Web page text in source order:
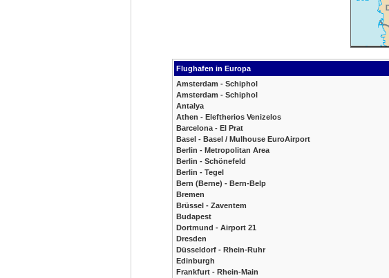
Flughafen in Europa
Amsterdam - Schiphol
Amsterdam - Schiphol
Antalya
Athen - Eleftherios Venizelos
Barcelona - El Prat
Basel - Basel / Mulhouse EuroAirport
Berlin - Metropolitan Area
Berlin - Schönefeld
Berlin - Tegel
Bern (Berne) - Bern-Belp
Bremen
Brüssel - Zaventem
Budapest
Dortmund - Airport 21
Dresden
Düsseldorf - Rhein-Ruhr
Edinburgh
Frankfurt - Rhein-Main